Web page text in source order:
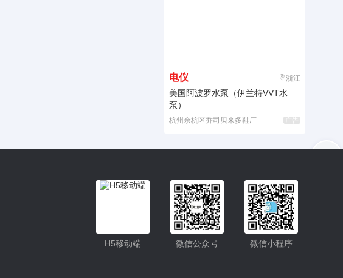
电仪 浙江
美国阿波罗水泵（伊兰特VVT水
泵）
杭州余杭区乔司贝来多鞋厂 广告
微信小程序
微信公众号
H5移动端
小程序更便捷的查找产品